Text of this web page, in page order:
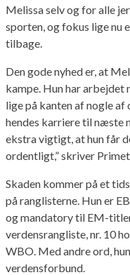
Melissa selv og for alle
sporten, og fokus lige nu
tilbage.
Den gode nyhed er, at
kampe. Hun har
lige på kanten af nogle
hendes karriere til næste
ekstra vigtigt, at hun får
ordentligt,” skriver
Skaden kommer på et
på ranglisterne. Hun er
og mandatory til EM-
verdensrangliste, nr. 10
WBO. Med andre ord,
verdensforbund.